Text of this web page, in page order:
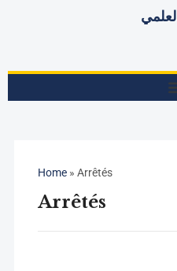
العلمي
Home» Arrêtés
Arrêtés